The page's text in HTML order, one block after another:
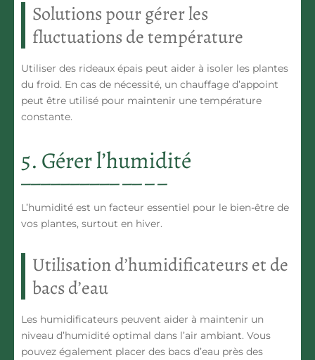
Solutions pour gérer les
fluctuations de température
Utiliser des rideaux épais peut aider à isoler les plantes
du froid. En cas de nécessité, un chauffage d’appoint
peut être utilisé pour maintenir une température
constante.
5. Gérer l’humidité
L’humidité est un facteur essentiel pour le bien-être de
vos plantes, surtout en hiver.
Utilisation d’humidificateurs et de
bacs d’eau
Les humidificateurs peuvent aider à maintenir un
niveau d’humidité optimal dans l’air ambiant. Vous
pouvez également placer des bacs d’eau près des